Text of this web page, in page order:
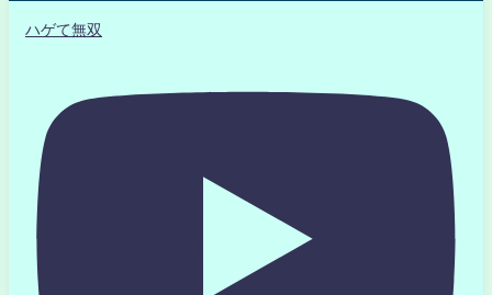
ハゲて無双